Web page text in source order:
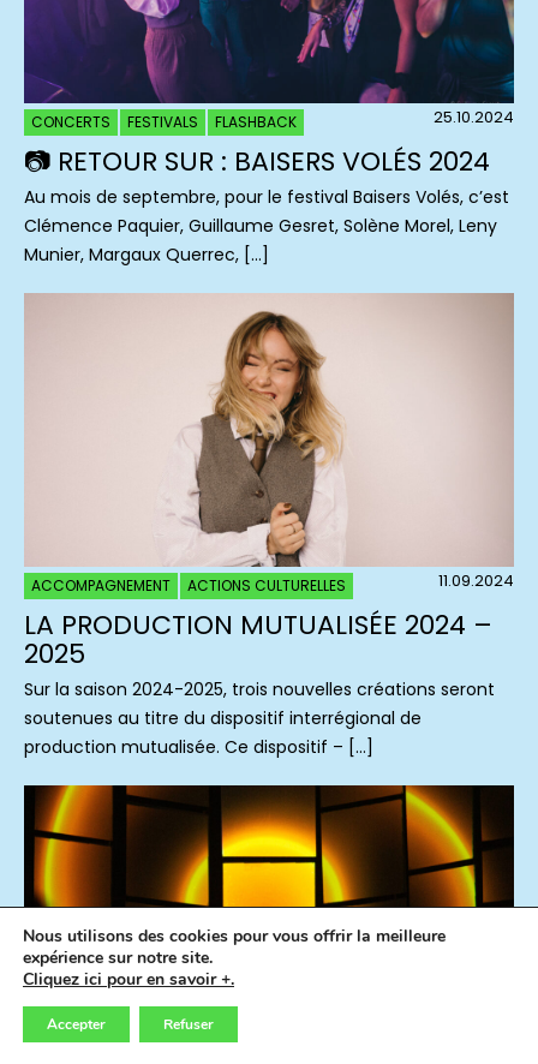
CONCERTS FESTIVALS FLASHBACK 25.10.2024
📷 RETOUR SUR : BAISERS VOLÉS 2024
Au mois de septembre, pour le festival Baisers Volés, c’est
Clémence Paquier, Guillaume Gesret, Solène Morel, Leny
Munier, Margaux Querrec, […]
ACCOMPAGNEMENT ACTIONS CULTURELLES 11.09.2024
LA PRODUCTION MUTUALISÉE 2024 –
2025
Sur la saison 2024-2025, trois nouvelles créations seront
soutenues au titre du dispositif interrégional de
production mutualisée. Ce dispositif – […]
Nous utilisons des cookies pour vous offrir la meilleure
expérience sur notre site.
Cliquez ici pour en savoir +.
Accepter Refuser